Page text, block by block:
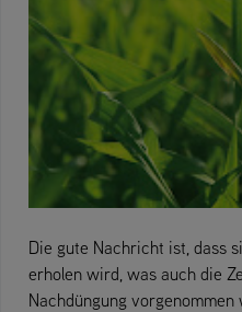
Die gute Nachricht ist, dass
erholen wird, was auch die
Nachdüngung